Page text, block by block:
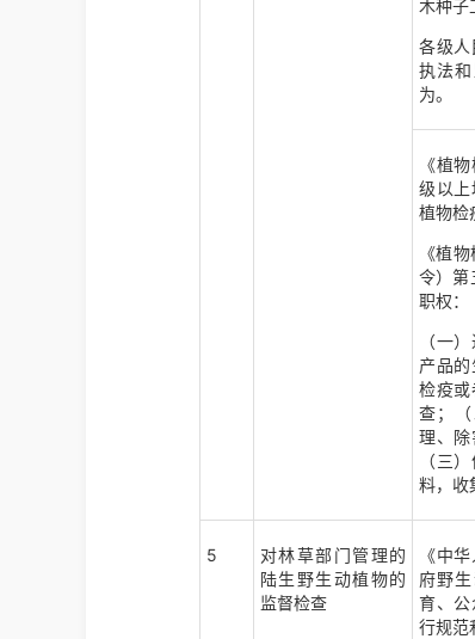
木种子
各级人
执法
为。
《植物
级以上
植物检
《植
令）第
职权：
（一
产品
检疫或
查；
理、除
（三
料，收
5
对林草部门管理的
陆生野生动植物的
监督检查
《中
府野
育、公
行规范